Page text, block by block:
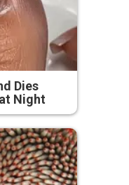
Dies
Night